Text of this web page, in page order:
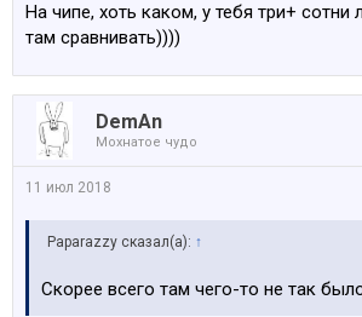
На чипе, хоть каком, у тебя три+ сотни
там сравнивать))))
DemAn
Мохнатое чудо
11 июл 2018
Paparazzy сказал(а): ↑
Скорее всего там чего-то не так